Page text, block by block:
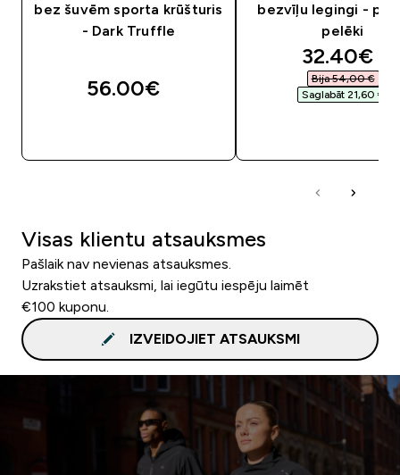
bez šuvēm sporta krūšturis
- Dark Truffle
56.00€‎
bezvīļu legingi -
pelēki
32.40€‎
Bija 54,00 €‎
Saglabāt 21,60 €‎
Visas klientu atsauksmes
Pašlaik nav nevienas atsauksmes.
Uzrakstiet atsauksmi, lai iegūtu iespēju laimēt
€100 kuponu.
IZVEIDOJIET ATSAUKSMI